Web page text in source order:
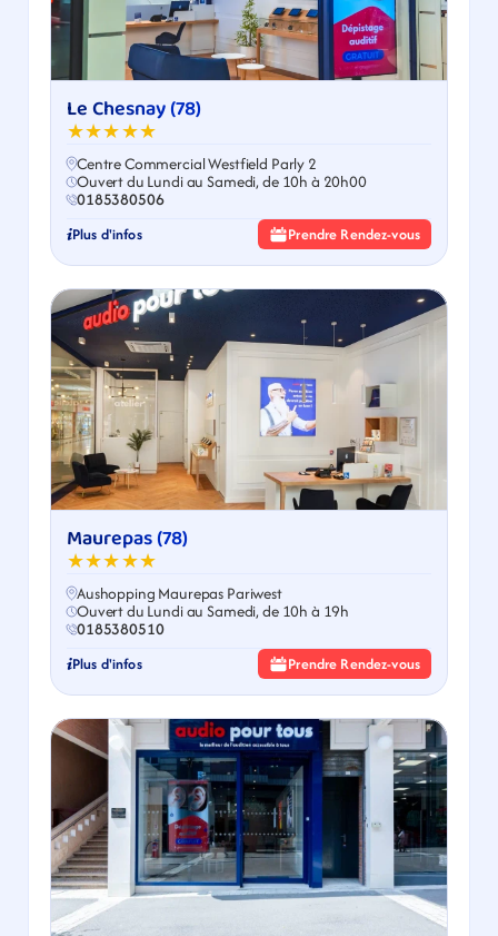
Le Chesnay (78)
★★★★★
Centre Commercial Westfield Parly 2
Ouvert du Lundi au Samedi, de 10h à 20h00
0185380506
Plus d'infos Prendre Rendez-vous
Maurepas (78)
★★★★★
Aushopping Maurepas Pariwest
Ouvert du Lundi au Samedi, de 10h à 19h
0185380510
Plus d'infos Prendre Rendez-vous